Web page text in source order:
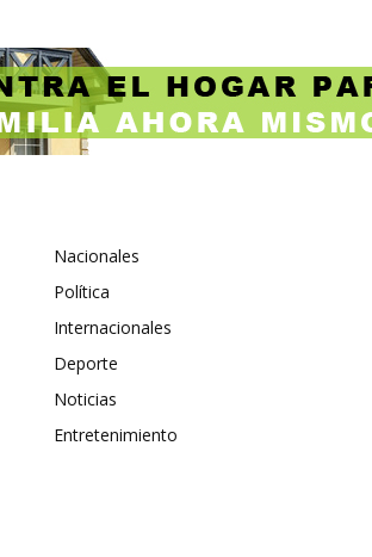
Nacionales
Política
Internacionales
Deporte
Noticias
Entretenimiento